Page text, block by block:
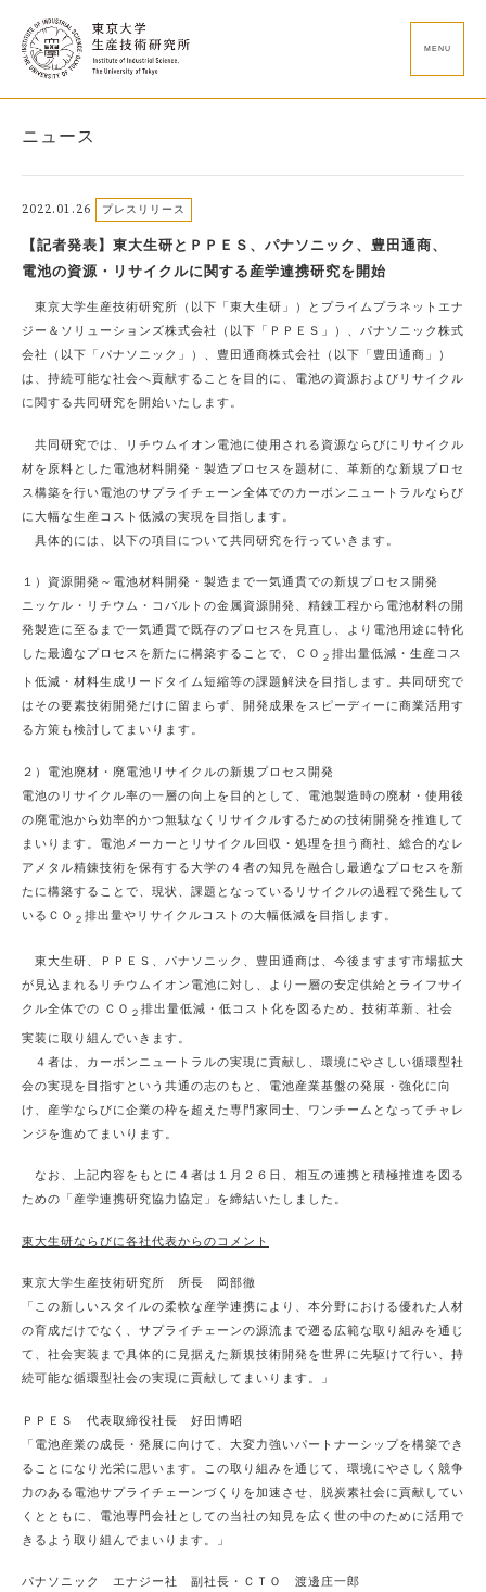
MENU
ニュース
2022.01.26 プレスリリース
【記者発表】東大生研とＰＰＥＳ、パナソニック、豊田通商、
電池の資源・リサイクルに関する産学連携研究を開始
東京大学生産技術研究所（以下「東大生研」）とプライムプラネットエナ
ジー＆ソリューションズ株式会社（以下「ＰＰＥＳ」）、パナソニック株式
会社（以下「パナソニック」）、豊田通商株式会社（以下「豊田通商」）
は、持続可能な社会へ貢献することを目的に、電池の資源およびリサイクル
に関する共同研究を開始いたします。
共同研究では、リチウムイオン電池に使用される資源ならびにリサイクル
材を原料とした電池材料開発・製造プロセスを題材に、革新的な新規プロセ
ス構築を行い電池のサプライチェーン全体でのカーボンニュートラルならび
に大幅な生産コスト低減の実現を目指します。
具体的には、以下の項目について共同研究を行っていきます。
１）資源開発～電池材料開発・製造まで一気通貫での新規プロセス開発
ニッケル・リチウム・コバルトの金属資源開発、精錬工程から電池材料の開
発製造に至るまで一気通貫で既存のプロセスを見直し、より電池用途に特化
した最適なプロセスを新たに構築することで、ＣＯ ２ 排出量低減・生産コス
ト低減・材料生成リードタイム短縮等の課題解決を目指します。共同研究で
はその要素技術開発だけに留まらず、開発成果をスピーディーに商業活用す
る方策も検討してまいります。
２）電池廃材・廃電池リサイクルの新規プロセス開発
電池のリサイクル率の一層の向上を目的として、電池製造時の廃材・使用後
の廃電池から効率的かつ無駄なくリサイクルするための技術開発を推進して
まいります。電池メーカーとリサイクル回収・処理を担う商社、総合的なレ
アメタル精錬技術を保有する大学の４者の知見を融合し最適なプロセスを新
たに構築することで、現状、課題となっているリサイクルの過程で発生して
いるＣＯ ２ 排出量やリサイクルコストの大幅低減を目指します。
東大生研、ＰＰＥＳ、パナソニック、豊田通商は、今後ますます市場拡大
が見込まれるリチウムイオン電池に対し、より一層の安定供給とライフサイ
クル全体での ＣＯ ２ 排出量低減・低コスト化を図るため、技術革新、社会
実装に取り組んでいきます。
４者は、カーボンニュートラルの実現に貢献し、環境にやさしい循環型社
会の実現を目指すという共通の志のもと、電池産業基盤の発展・強化に向
け、産学ならびに企業の枠を超えた専門家同士、ワンチームとなってチャレ
ンジを進めてまいります。
なお、上記内容をもとに４者は１月２６日、相互の連携と積極推進を図る
ための「産学連携研究協力協定」を締結いたしました。
東大生研ならびに各社代表からのコメント
東京大学生産技術研究所 所長 岡部徹
「この新しいスタイルの柔軟な産学連携により、本分野における優れた人材
の育成だけでなく、サプライチェーンの源流まで遡る広範な取り組みを通じ
て、社会実装まで具体的に見据えた新規技術開発を世界に先駆けて行い、持
続可能な循環型社会の実現に貢献してまいります。」
ＰＰＥＳ 代表取締役社長 好田博昭
「電池産業の成長・発展に向けて、大変力強いパートナーシップを構築でき
ることになり光栄に思います。この取り組みを通じて、環境にやさしく競争
力のある電池サプライチェーンづくりを加速させ、脱炭素社会に貢献してい
くとともに、電池専門会社としての当社の知見を広く世の中のために活用で
きるよう取り組んでまいります。」
パナソニック エナジー社 副社長・ＣＴＯ 渡邊庄一郎